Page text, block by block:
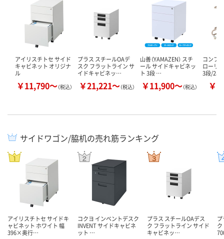
アイリスチトセ サイド
キャビネット オリジナ
ル
￥11,790～（税込）
プラス スチールOAデ
スク フラットライン サ
イドキャビネッ…
￥21,221～（税込）
山善（YAMAZEN） スチ
ール サイドキャビネッ
ト 3段 …
￥11,900～（税込）
コンフ
ローリ
3段/2段
￥
サイドワゴン/脇机の売れ筋ランキング
アイリスチトセ サイドキ
ャビネット ホワイト 幅
396×奥行…
コクヨ インベントデスク
INVENT サイドキャビネ
ット …
プラス スチールOAデス
ク フラットライン サイド
キャビネッ…